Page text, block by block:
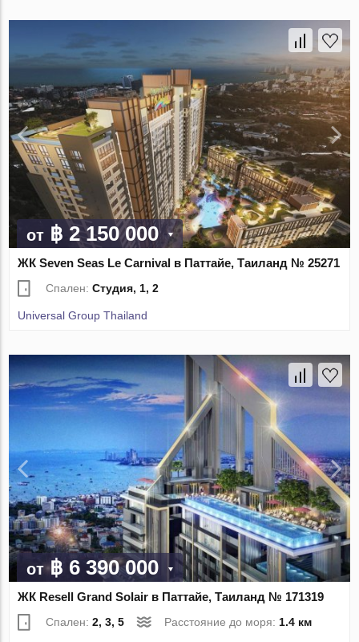
от ฿ 2 150 000
ЖК Seven Seas Le Carnival в Паттайе, Таиланд № 25271
Спален:Студия, 1, 2
Universal Group Thailand
от฿ 6 390 000
ЖК Resell Grand Solair в Паттайе, Таиланд № 171319
Спален:2, 3, 5 Расстояние до моря:1.4 км